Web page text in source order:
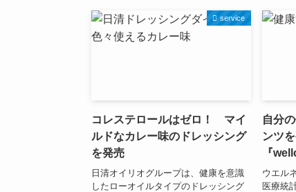
service
コレステロールはゼロ！ マイ
ルドなカレー味のドレッシング
を発売
日清オイリオグループは、健康を意識
したローオイルタイプのドレッシング
自分
ンツ
『
ウエル
医療統